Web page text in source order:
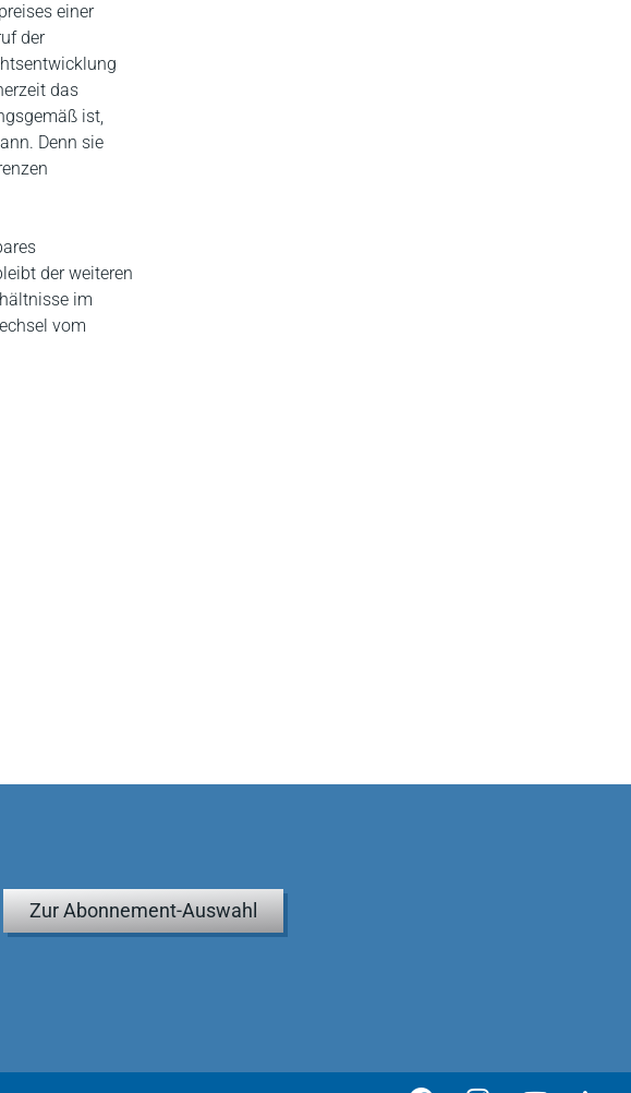
einer
der
das
ist,
Denn sie
der weiteren
im
vom
Zur Abonnement-Auswahl